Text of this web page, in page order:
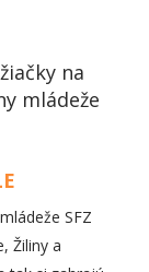
na
mládeže
SFZ
Žiliny a